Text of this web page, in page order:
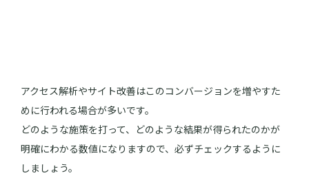
アクセス解析やサイト改善はこのコンバージョンを増やすた
めに行われる場合が多いです。
どのような施策を打って、どのような結果が得られたのかが
明確にわかる数値になりますので、必ずチェックするように
しましょう。